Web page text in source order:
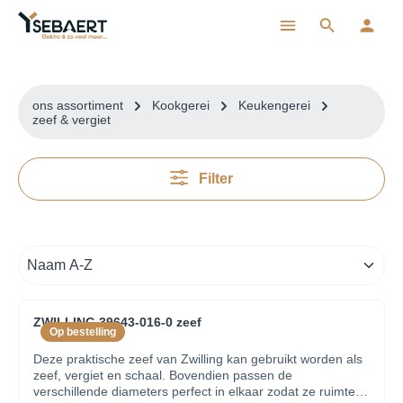
ons assortiment Kookgerei
Keukengerei
zeef & vergiet
Filter
Op bestelling
ZWILLING 39643-016-0 zeef
Deze praktische zeef van Zwilling kan gebruikt worden als
zeef, vergiet en schaal. Bovendien passen de
verschillende diameters perfect in elkaar zodat ze ruimte